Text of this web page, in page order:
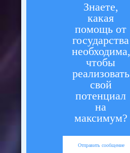
Знаете,
какая
помощь от
государства
необходима,
чтобы
реализовать
свой
потенциал
на
максимум?
Отправить сообщение